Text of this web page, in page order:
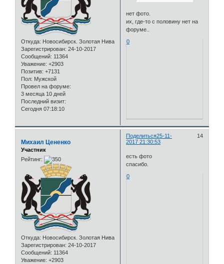
Откуда: Новосибирск. Золотая Нива
Зарегистрирован: 24-10-2017
Сообщений: 11364
Уважение: +2903
Позитив: +7131
Пол: Мужской
Провел на форуме:
3 месяца 10 дней
Последний визит:
Сегодня 07:18:10
нет фото.
их, где-то с половину нет на
форуме..
0
Поделиться 14
25-11-
2017 21:30:53
Михаил Цененко
Участник
Рейтинг:
Откуда: Новосибирск. Золотая Нива
Зарегистрирован: 24-10-2017
Сообщений: 11364
Уважение: +2903
есть фото
спасибо.
0